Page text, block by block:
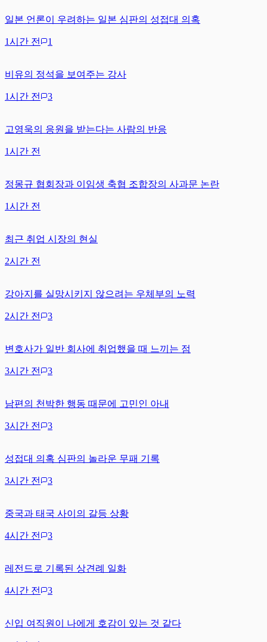
일본 언론이 우려하는 일본 심판의 성접대 의혹
1시간 전 1
비유의 정석을 보여주는 강사
1시간 전 3
고영욱의 응원을 받는다는 사람의 반응
1시간 전
정몽규 협회장과 이임생 축협 조합장의 사과문 논란
1시간 전
최근 취업 시장의 현실
2시간 전
강아지를 실망시키지 않으려는 우체부의 노력
2시간 전 3
변호사가 일반 회사에 취업했을 때 느끼는 점
3시간 전 3
남편의 천박한 행동 때문에 고민인 아내
3시간 전 3
성접대 의혹 심판의 놀라운 무패 기록
3시간 전 3
중국과 태국 사이의 갈등 상황
4시간 전 3
레전드로 기록된 상견례 일화
4시간 전 3
신입 여직원이 나에게 호감이 있는 것 같다